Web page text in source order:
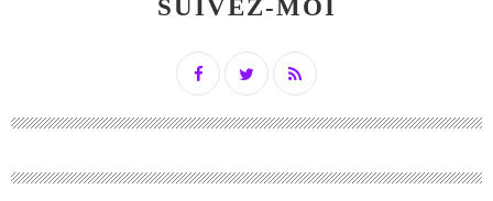
SUIVEZ-MOI